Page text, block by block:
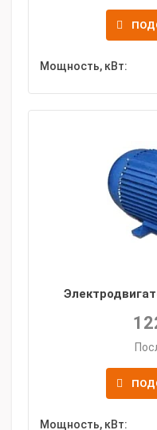
Мощность, кВт:
Мощность, кВт: